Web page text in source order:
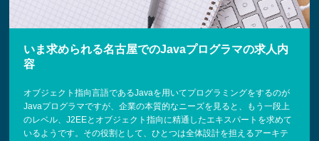
いま求められる名古屋でのJavaプログラマの求人内
容
オブジェクト指向言語であるJavaを用いてプログラミングをするのが
Javaプログラマですが、企業の本質的なニーズを見ると、もう一段上
のレベル、J2EEとオブジェクト指向に精通したエキスパートを求めて
いるようです。その役割として、ひとつは全体設計を担えるアーキテ